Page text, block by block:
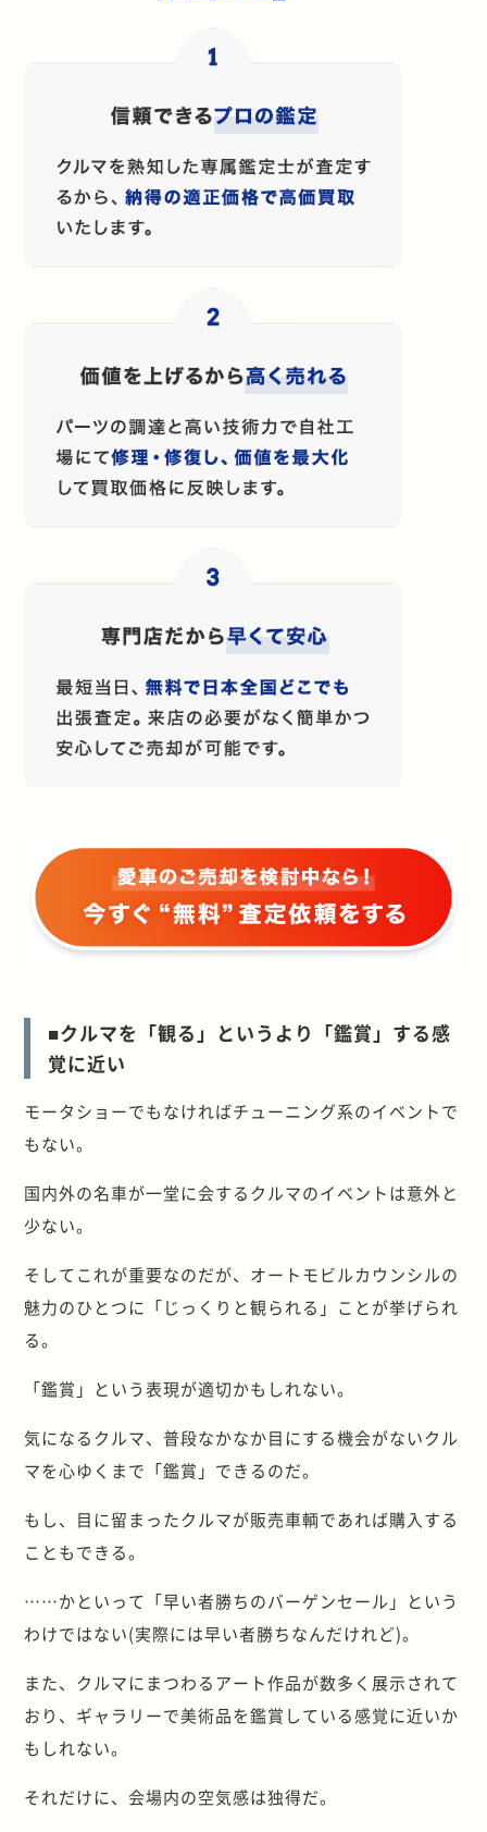
■クルマを「観る」というより「鑑賞」する感
覚に近い
モータショーでもなければチューニング系のイベントで
もない。
国内外の名車が一堂に会するクルマのイベントは意外と
少ない。
そしてこれが重要なのだが、オートモビルカウンシルの
魅力のひとつに「じっくりと観られる」ことが挙げられ
る。
「鑑賞」という表現が適切かもしれない。
気になるクルマ、普段なかなか目にする機会がないクル
マを心ゆくまで「鑑賞」できるのだ。
もし、目に留まったクルマが販売車輌であれば購入する
こともできる。
……かといって「早い者勝ちのバーゲンセール」という
わけではない(実際には早い者勝ちなんだけれど)。
また、クルマにまつわるアート作品が数多く展示されて
おり、ギャラリーで美術品を鑑賞している感覚に近いか
もしれない。
それだけに、会場内の空気感は独得だ。